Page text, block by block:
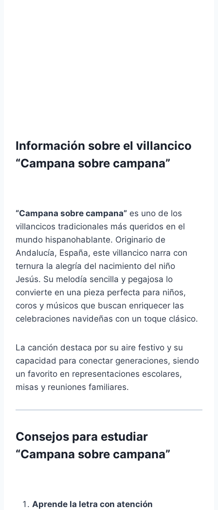
Información sobre el villancico
“Campana sobre campana”
“Campana sobre campana” es uno de los
villancicos tradicionales más queridos en el
mundo hispanohablante. Originario de
Andalucía, España, este villancico narra con
ternura la alegría del nacimiento del niño
Jesús. Su melodía sencilla y pegajosa lo
convierte en una pieza perfecta para niños,
coros y músicos que buscan enriquecer las
celebraciones navideñas con un toque clásico.
La canción destaca por su aire festivo y su
capacidad para conectar generaciones, siendo
un favorito en representaciones escolares,
misas y reuniones familiares.
Consejos para estudiar
“Campana sobre campana”
Aprende la letra con atención